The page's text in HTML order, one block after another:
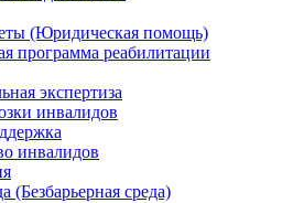
(Юридическая помощь)
программа реабилитации
экспертиза
инвалидов
инвалидов
(Безбарьерная среда)